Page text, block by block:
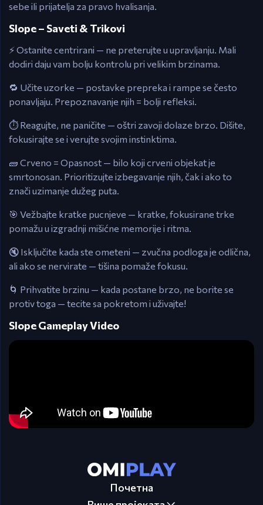
sebe ili prijatelja za pravo hvalisanja.
Slope – Saveti & Trikovi
⚡ Ostanite centrirani — ne preterujte u upravljanju. Mali
dodiri daju vam bolju kontrolu pri velikim brzinama.
🔁 Učite uzorke — postavke prepreka i rampe se često
ponavljaju. Prepoznavanje njih = bolji refleksi.
⏱️ Reagujte, ne paničite — oštri zavoji dolaze brzo. Dišite,
fokusirajte se i verujte svojim instinktima.
🧱 Crveno = Opasnost — bilo koji crveni objekat je
smrtonosan. Prioritizujte izbegavanje njih, čak i ako to
znači uzimanje dužeg puta.
🎯 Vežbajte kratke pucnjeve — kratke, fokusirane trke
pomažu u izgradnji mišićne memorije i ritma.
🔇 Isključite kada ste ometeni — zvučna podloga je odlična,
ali ako se nervirate — tišina pomaže fokusu.
🌀 Prihvatite brzinu — kada postane brzo, ne borite se
protiv toga — tecite sa pokretom i uživajte!
Slope Gameplay Video
Почетна